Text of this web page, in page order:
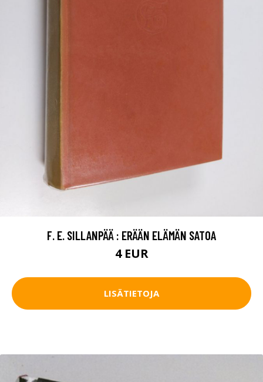
F. E. SILLANPÄÄ : ERÄÄN ELÄMÄN SATOA
4 EUR
LISÄTIETOJA